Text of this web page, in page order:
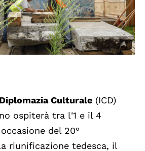
Culturale (ICD)
ospiterà tra l'1 e il 4
del 20°
riunificazione tedesca, il